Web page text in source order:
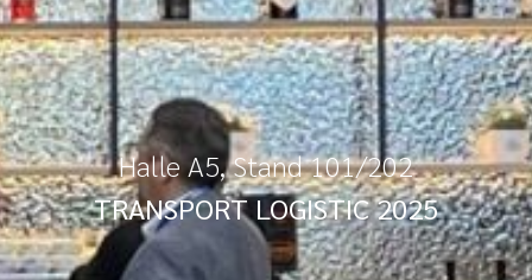
Halle A5, Stand 101/202
TRANSPORT LOGISTIC 2025